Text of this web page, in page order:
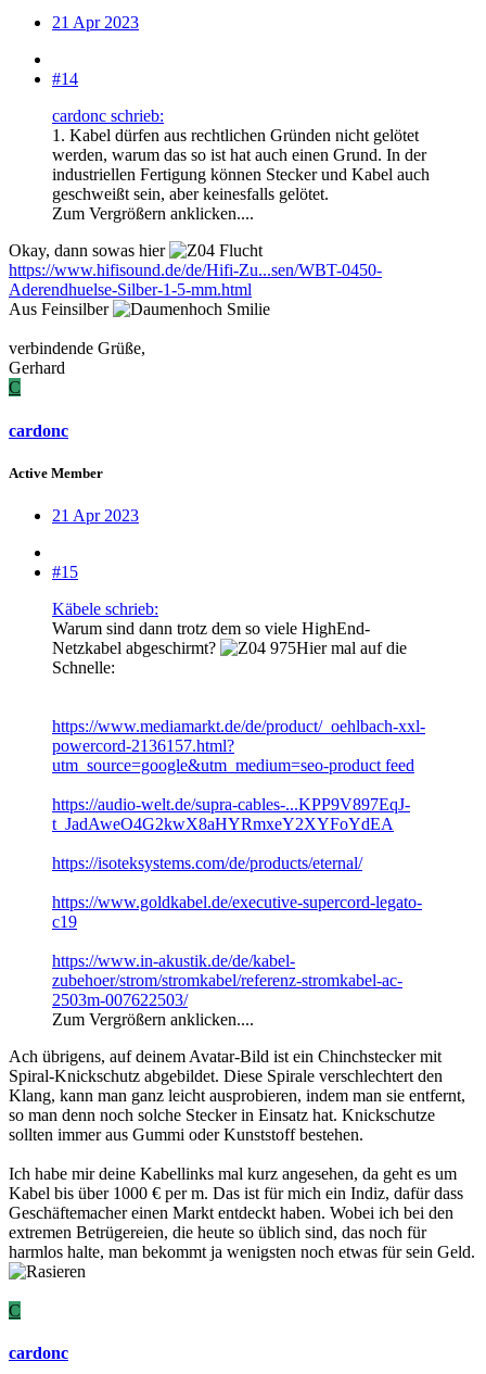
21 Apr 2023
#14
cardonc schrieb:
1. Kabel dürfen aus rechtlichen Gründen nicht gelötet
werden, warum das so ist hat auch einen Grund. In der
industriellen Fertigung können Stecker und Kabel auch
geschweißt sein, aber keinesfalls gelötet.
Zum Vergrößern anklicken....
Okay, dann sowas hier
https://www.hifisound.de/de/Hifi-Zu...sen/WBT-0450-
Aderendhuelse-Silber-1-5-mm.html
Aus Feinsilber
verbindende Grüße,
Gerhard
C
cardonc
Active Member
21 Apr 2023
#15
Käbele schrieb:
Warum sind dann trotz dem so viele HighEnd-
Netzkabel abgeschirmt?
Hier mal auf die
Schnelle:
https://www.mediamarkt.de/de/product/_oehlbach-xxl-
powercord-2136157.html?
utm_source=google&utm_medium=seo-product feed
https://audio-welt.de/supra-cables-...KPP9V897EqJ-
t_JadAweO4G2kwX8aHYRmxeY2XYFoYdEA
https://isoteksystems.com/de/products/eternal/
https://www.goldkabel.de/executive-supercord-legato-
c19
https://www.in-akustik.de/de/kabel-
zubehoer/strom/stromkabel/referenz-stromkabel-ac-
2503m-007622503/
Zum Vergrößern anklicken....
Ach übrigens, auf deinem Avatar-Bild ist ein Chinchstecker mit
Spiral-Knickschutz abgebildet. Diese Spirale verschlechtert den
Klang, kann man ganz leicht ausprobieren, indem man sie entfernt,
so man denn noch solche Stecker in Einsatz hat. Knickschutze
sollten immer aus Gummi oder Kunststoff bestehen.
Ich habe mir deine Kabellinks mal kurz angesehen, da geht es um
Kabel bis über 1000 € per m. Das ist für mich ein Indiz, dafür dass
Geschäftemacher einen Markt entdeckt haben. Wobei ich bei den
extremen Betrügereien, die heute so üblich sind, das noch für
harmlos halte, man bekommt ja wenigsten noch etwas für sein Geld.
C
cardonc